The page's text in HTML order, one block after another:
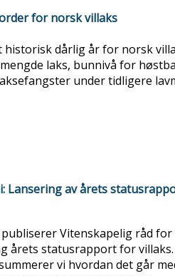
for norsk villaks
historisk dårlig år for norsk
laks, bunnivå for
under tidligere
Lansering av årets
publiserer Vitenskapelig råd for
årets statusrapport for
vi hvordan det går